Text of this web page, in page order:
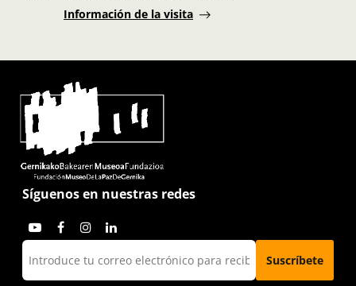
Información de la visita
Síguenos en nuestras redes